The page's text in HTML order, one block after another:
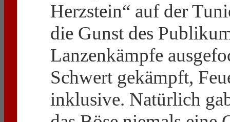
Herzstein“ auf der
die Gunst des
Lanzenkämpfe
Schwert gekämpft,
inklusive. Natürlich